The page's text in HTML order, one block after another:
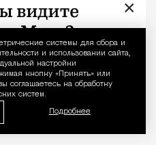
Уведомление
системы для сбора и
и использовании сайта,
настройки
кнопку «Принять» или
соглашаетесь на обработку
систем.
Подробнее
сумасшедшей
своему герою, уверен
нужно миру прямо
возвышенных фильмов
других лабораторных
подход к юмору
Или, во всяком
×